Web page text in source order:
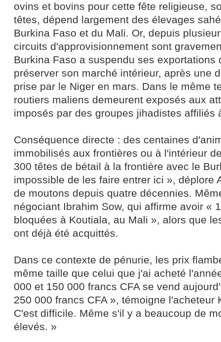
ovins et bovins pour cette fête religieuse,
têtes, dépend largement des élevages
Burkina Faso et du Mali. Or, depuis
circuits d'approvisionnement sont
Burkina Faso a suspendu ses exportations
préserver son marché intérieur, après une
prise par le Niger en mars. Dans le même
routiers maliens demeurent exposés aux
imposés par des groupes jihadistes affiliés
Conséquence directe : des centaines
immobilisés aux frontières ou à l'intérieur
300 têtes de bétail à la frontière avec le
impossible de les faire entrer ici », déplore
de moutons depuis quatre décennies.
négociant Ibrahim Sow, qui affirme avoir «
bloquées à Koutiala, au Mali », alors que
ont déjà été acquittés.
Dans ce contexte de pénurie, les prix
même taille que celui que j'ai acheté
000 et 150 000 francs CFA se vend
250 000 francs CFA », témoigne l'acheteur
C'est difficile. Même s'il y a beaucoup de
élevés. »